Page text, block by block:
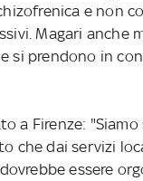
e non
Magari anche
si prendono in
a Firenze:
che dai servizi
essere